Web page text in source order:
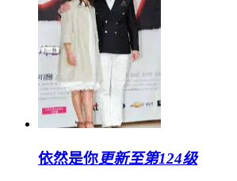
依然是你更新至第124级